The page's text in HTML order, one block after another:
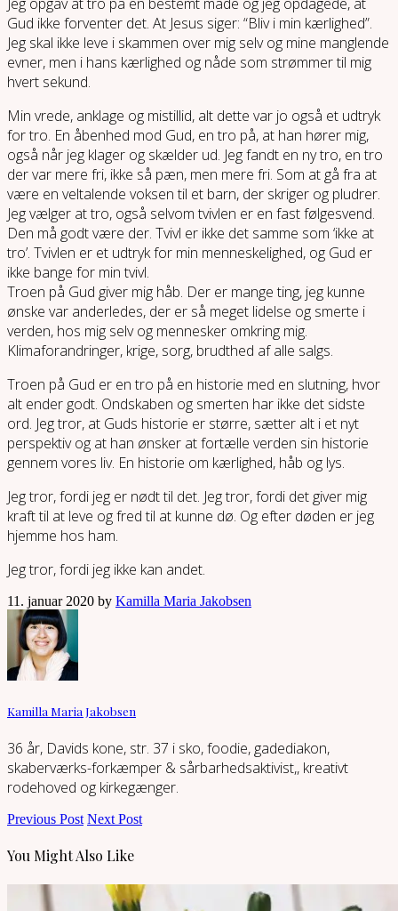
Gud ikke forventer det. At Jesus siger: “Bliv i min kærlighed”.
Jeg skal ikke leve i skammen over mig selv og mine manglende
evner, men i hans kærlighed og nåde som strømmer til mig
hvert sekund.
Min vrede, anklage og mistillid, alt dette var jo også et udtryk
for tro. En åbenhed mod Gud, en tro på, at han hører mig,
også når jeg klager og skælder ud. Jeg fandt en ny tro, en tro
der var mere fri, ikke så pæn, men mere fri. Som at gå fra at
være en veltalende voksen til et barn, der skriger og pludrer.
Jeg vælger at tro, også selvom tvivlen er en fast følgesvend.
Den må godt være der. Tvivl er ikke det samme som ‘ikke at
tro’. Tvivlen er et udtryk for min menneskelighed, og Gud er
ikke bange for min tvivl.
Troen på Gud giver mig håb. Der er mange ting, jeg kunne
ønske var anderledes, der er så meget lidelse og smerte i
verden, hos mig selv og mennesker omkring mig.
Klimaforandringer, krige, sorg, brudthed af alle salgs.
Troen på Gud er en tro på en historie med en slutning, hvor
alt ender godt. Ondskaben og smerten har ikke det sidste
ord. Jeg tror, at Guds historie er større, sætter alt i et nyt
perspektiv og at han ønsker at fortælle verden sin historie
gennem vores liv. En historie om kærlighed, håb og lys.
Jeg tror, fordi jeg er nødt til det. Jeg tror, fordi det giver mig
kraft til at leve og fred til at kunne dø. Og efter døden er jeg
hjemme hos ham.
Jeg tror, fordi jeg ikke kan andet.
11. januar 2020 by Kamilla Maria Jakobsen
Kamilla Maria Jakobsen
36 år, Davids kone, str. 37 i sko, foodie, gadediakon,
skaberværks-forkæmper & sårbarhedsaktivist,, kreativt
rodehoved og kirkegænger.
Previous Post Next Post
You Might Also Like